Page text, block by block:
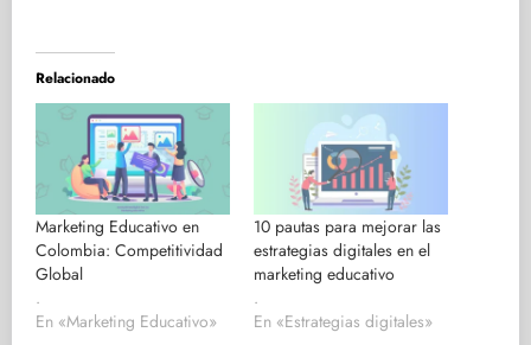
Relacionado
Marketing Educativo en
Colombia: Competitividad
Global
.
En «Marketing Educativo»
10 pautas para mejorar las
estrategias digitales en el
marketing educativo
.
En «Estrategias digitales»